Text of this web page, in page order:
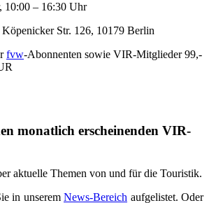
10:00 – 16:30 Uhr
Str. 126, 10179 Berlin
fvw-Abonnenten sowie VIR-Mitglieder 99,-
monatlich erscheinenden VIR-
aktuelle Themen von und für die Touristik.
in unserem News-Bereich aufgelistet. Oder